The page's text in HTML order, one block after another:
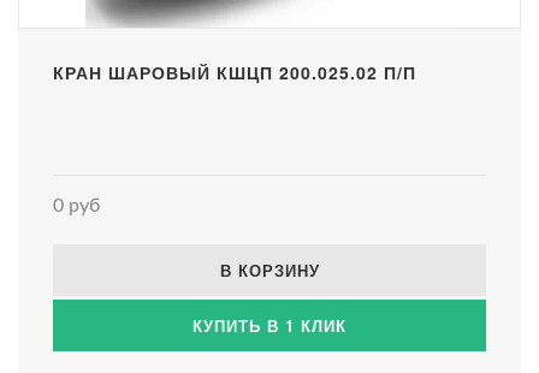
КРАН ШАРОВЫЙ КШЦП 200.025.02 П/П
0 руб
В КОРЗИНУ
КУПИТЬ В 1 КЛИК